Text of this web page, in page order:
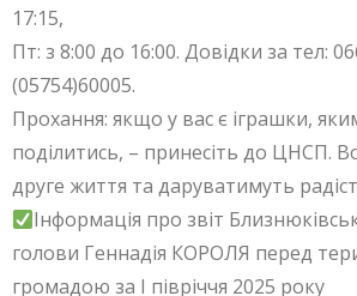
17:15,
Пт: з 8:00 до 16:00. Довідки за тел:
(05754)60005.
Прохання: якщо у вас є іграшки,
поділитись, – принесіть до ЦНСП.
друге життя та даруватимуть
Інформація про звіт
голови Геннадія КОРОЛЯ перед
громадою за I півріччя 2025 року